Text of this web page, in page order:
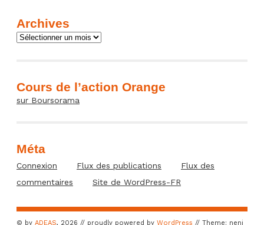
Archives
Archives
Cours de l’action Orange
sur Boursorama
Méta
Connexion Flux des publications
Flux des
commentaires
Site de WordPress-FR
© by ADEAS, 2026 // proudly powered by WordPress // Theme: neni